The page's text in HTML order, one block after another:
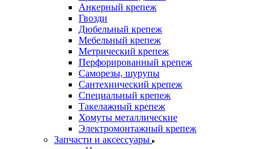
Анкерный крепеж
Гвозди
Дюбельный крепеж
Мебельный крепеж
Метрический крепеж
Перфорированный крепеж
Саморезы, шурупы
Сантехнический крепеж
Специальный крепеж
Такелажный крепеж
Хомуты металлические
Электромонтажный крепеж
Запчасти и аксессуары